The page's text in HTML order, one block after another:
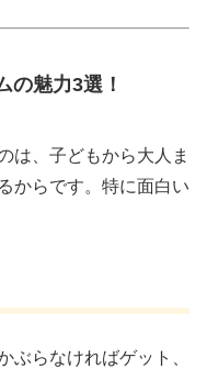
魅力3選！
は、子どもから大人ま
からです。特に面白い
ぶらなければゲット、